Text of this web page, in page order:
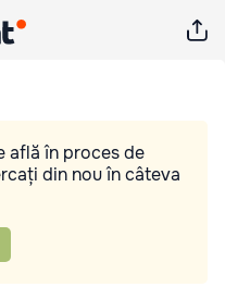
află în proces de
din nou în câteva